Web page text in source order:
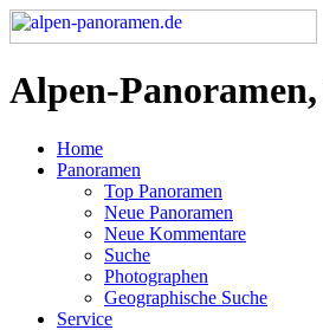
Alpen-
Home
Panoramen
Top Panoramen
Neue Panoramen
Neue Kommentare
Suche
Photographen
Geographische Suche
Service